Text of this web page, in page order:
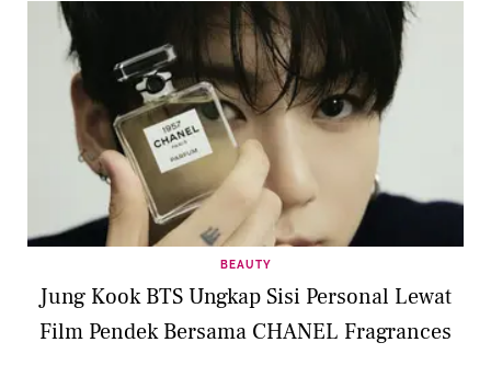
BEAUTY
Jung Kook BTS Ungkap Sisi Personal Lewat
Film Pendek Bersama CHANEL Fragrances